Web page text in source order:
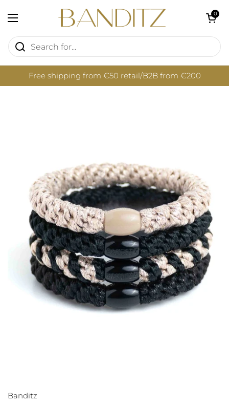
Open menu
Open cart
0
Free shipping from €50 retail/B2B from €200
Banditz